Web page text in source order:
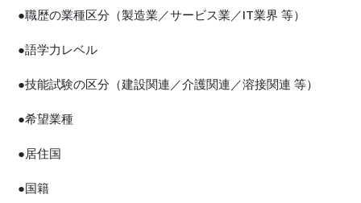
●職歴の業種区分（製造業／サービス業／IT業界 等）
●語学力レベル
●技能試験の区分（建設関連／介護関連／溶接関連 等）
●希望業種
●居住国
●国籍